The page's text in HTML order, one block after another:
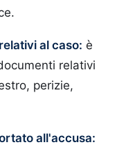
al caso: è
relativi
perizie,
all'accusa: